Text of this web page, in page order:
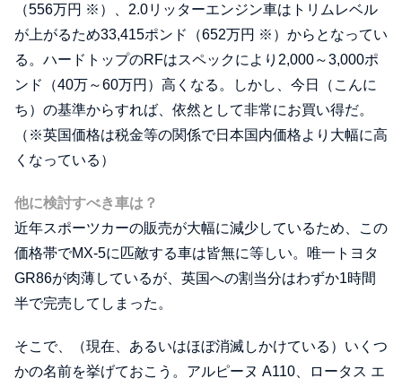
（556万円 ※）、2.0リッターエンジン車はトリムレベル
が上がるため33,415ポンド（652万円 ※）からとなってい
る。ハードトップのRFはスペックにより2,000～3,000ポ
ンド（40万～60万円）高くなる。しかし、今日（こんに
ち）の基準からすれば、依然として非常にお買い得だ。
（※英国価格は税金等の関係で日本国内価格より大幅に高
くなっている）
他に検討すべき車は？
近年スポーツカーの販売が大幅に減少しているため、この
価格帯でMX-5に匹敵する車は皆無に等しい。唯一トヨタ
GR86が肉薄しているが、英国への割当分はわずか1時間
半で完売してしまった。
そこで、（現在、あるいはほぼ消滅しかけている）いくつ
かの名前を挙げておこう。アルピーヌ A110、ロータス エ